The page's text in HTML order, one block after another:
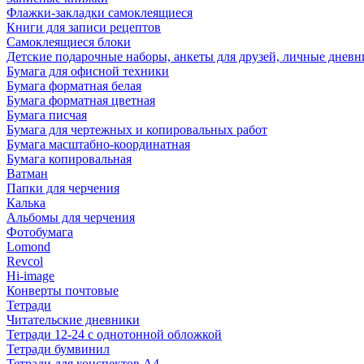
Флажки-закладки самоклеящиеся
Книги для записи рецептов
Самоклеящиеся блоки
Детские подарочные наборы, анкеты для друзей, личные
Бумага для офисной техники
Бумага форматная белая
Бумага форматная цветная
Бумага писчая
Бумага для чертежных и копировальных работ
Бумага масштабно-координатная
Бумага копировальная
Ватман
Папки для черчения
Калька
Альбомы для черчения
Фотобумага
Lomond
Revcol
Hi-image
Конверты почтовые
Тетради
Читательские дневники
Тетради 12-24 с однотонной обложкой
Тетради бумвинил